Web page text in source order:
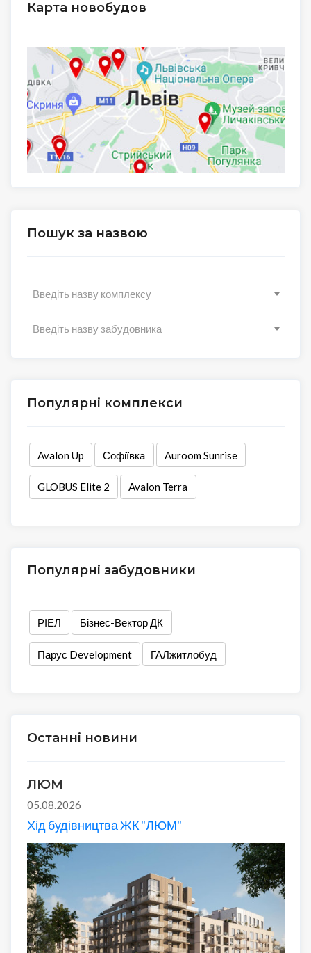
Карта новобудов
Пошук за назвою
Введіть назву комплексу
Введіть назву забудовника
Популярні комплекси
Avalon Up Софіївка Аuroom Sunrise
GLOBUS Elite 2 Avalon Terra
Популярні забудовники
РІЕЛ Бізнес-Вектор ДК
Парус Development ГАЛжитлобуд
Останні новини
ЛЮМ
05.08.2026
Хід будівництва ЖК "ЛЮМ"